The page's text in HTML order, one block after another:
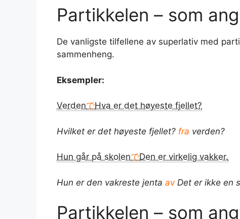
Partikkelen – som
De vanligste tilfellene av superlativ med
sammenheng.
Eksempler:
VerdenでHva er det høyeste fjellet?
Hvilket er det høyeste fjellet? fra verden?
Hun går på skolenでDen er virkelig vakker.
Hun er den vakreste jenta avDet er ikke en
Partikkelen – som